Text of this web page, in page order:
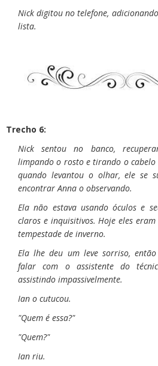
Nick digitou no telefone,
lista.
Trecho 6:
Nick sentou no banco,
limpando o rosto e tirando o cabelo
quando levantou o olhar, ele se
encontrar Anna o observando.
Ela não estava usando óculos e
claros e inquisitivos. Hoje eles
tempestade de inverno.
Ela lhe deu um leve sorriso,
falar com o assistente do
assistindo impassivelmente.
Ian o cutucou.
"Quem é essa?"
"Quem?"
Ian riu.